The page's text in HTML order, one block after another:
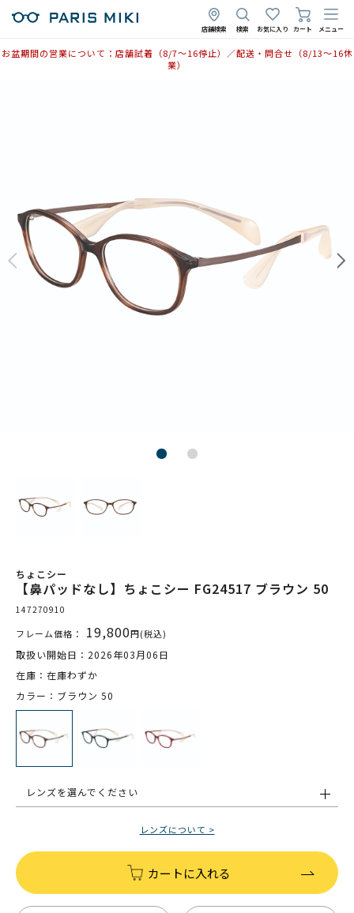
店舗検索 検索 お気に入り カート メニュー
お盆期間の営業について：店舗試着（8/7〜16停止）／配送・問合せ（8/13〜16休
業）
ちょこシー
【鼻パッドなし】ちょこシー FG24517 ブラウン 50
147270910
フレーム価格： 19,800円(税込)
取扱い開始日：2026年03月06日
在庫：在庫わずか
カラー：ブラウン 50
レンズを選んでください
レンズについて >
カートに入れる